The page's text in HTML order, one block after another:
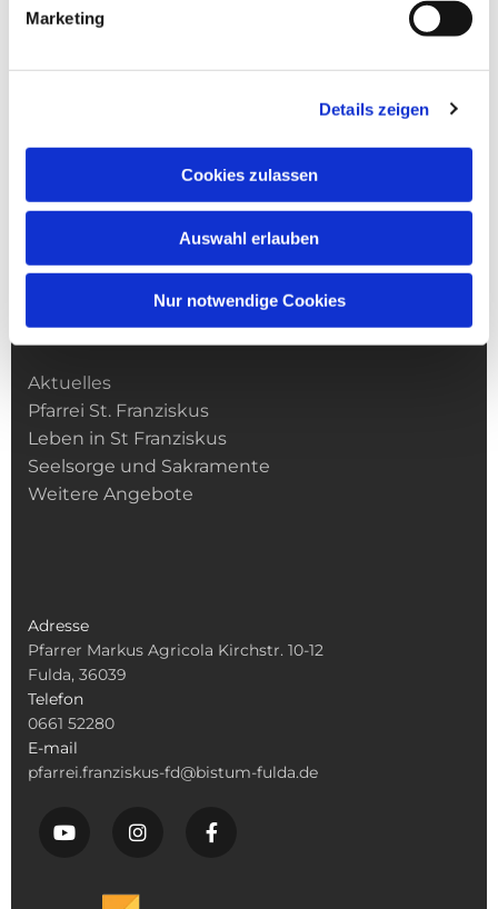
Marketing
Details zeigen
Cookies zulassen
Auswahl erlauben
Nur notwendige Cookies
Kirchengemeinde­­ St. Franziskus
Aktuelles
Pfarrei St. Franziskus
Leben in St Franziskus
Seelsorge und Sakramente
Weitere Angebote
Adresse
Pfarrer Markus Agricola Kirchstr. 10-12
Fulda, 36039
Telefon
0661 52280
E-mail
pfarrei.franziskus-fd@bistum-fulda.de